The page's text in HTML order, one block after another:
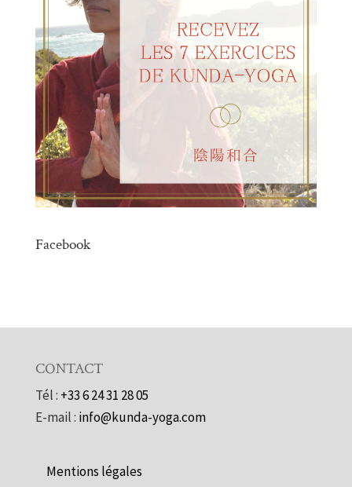
Facebook
CONTACT
Tél : +33 6 24 31 28 05
E-mail : info@kunda-yoga.com
Mentions légales